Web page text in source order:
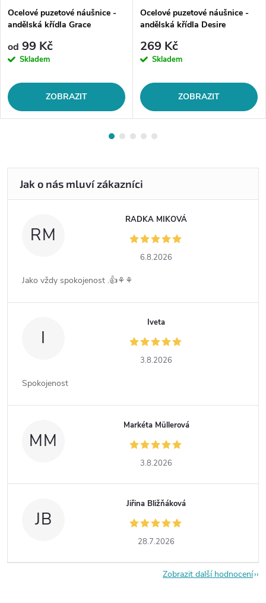
Ocelové puzetové náušnice -
andělská křídla Grace
od 99 Kč
Skladem
ZOBRAZIT
Ocelové puzetové náušnice -
andělská křídla Desire
269 Kč
Skladem
ZOBRAZIT
RM
RADKA MIKOVÁ
6.8.2026
Jako vždy spokojenost .👍⚘️⚘️
I
Iveta
3.8.2026
Spokojenost
MM
Markéta Müllerová
3.8.2026
JB
Jiřina Bližňáková
28.7.2026
Zobrazit další hodnocení